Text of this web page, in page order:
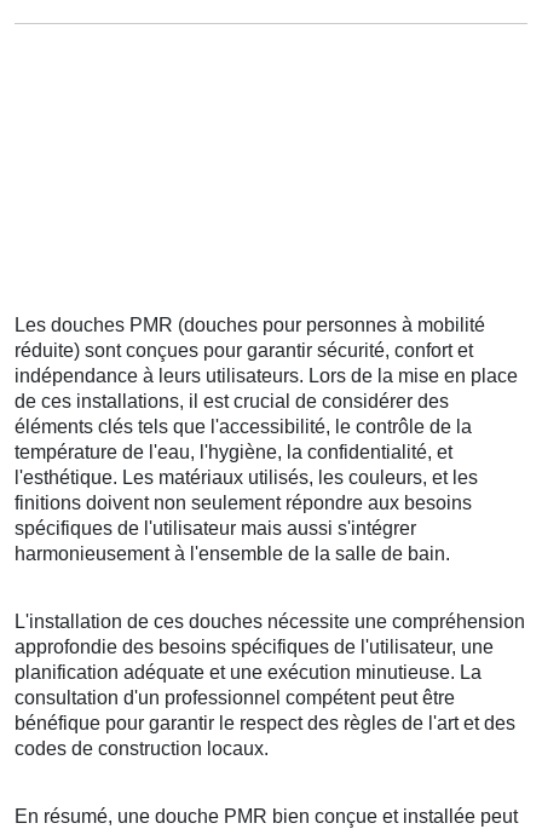
Les douches PMR (douches pour personnes à mobilité
réduite) sont conçues pour garantir sécurité, confort et
indépendance à leurs utilisateurs. Lors de la mise en place
de ces installations, il est crucial de considérer des
éléments clés tels que l'accessibilité, le contrôle de la
température de l'eau, l'hygiène, la confidentialité, et
l'esthétique. Les matériaux utilisés, les couleurs, et les
finitions doivent non seulement répondre aux besoins
spécifiques de l'utilisateur mais aussi s'intégrer
harmonieusement à l'ensemble de la salle de bain.
L'installation de ces douches nécessite une compréhension
approfondie des besoins spécifiques de l'utilisateur, une
planification adéquate et une exécution minutieuse. La
consultation d'un professionnel compétent peut être
bénéfique pour garantir le respect des règles de l'art et des
codes de construction locaux.
En résumé, une douche PMR bien conçue et installée peut